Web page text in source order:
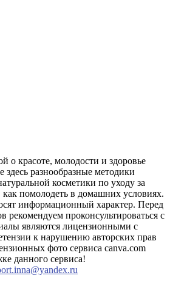
о красоте, молодости и здоровье
здесь разнообразные методики
косметики по уходу за
помолодеть в домашних условиях.
информационный характер. Перед
рекомендуем проконсультироваться с
являются лицензионными с
к нарушению авторских прав
фото сервиса canva.com
данного сервиса!